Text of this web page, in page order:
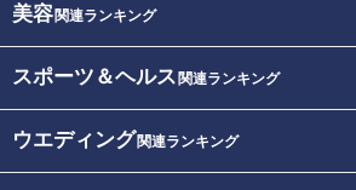
美容関連ランキング
スポーツ＆ヘルス 関連ランキング
ウエディング関連ランキング